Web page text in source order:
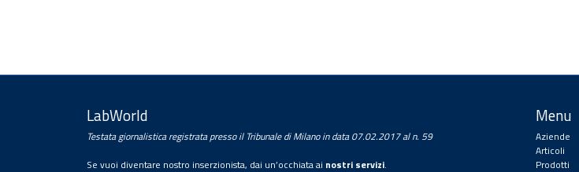
LabWorld
Testata giornalistica registrata presso il Tribunale di Milano in data 07.02.2017 al n. 59
Se vuoi diventare nostro inserzionista, dai un’occhiata ai nostri servizi.
Menu
Aziende
Articoli
Prodotti